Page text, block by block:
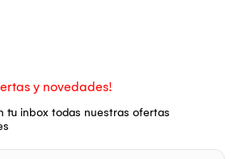
y novedades!
tu inbox todas nuestras ofertas